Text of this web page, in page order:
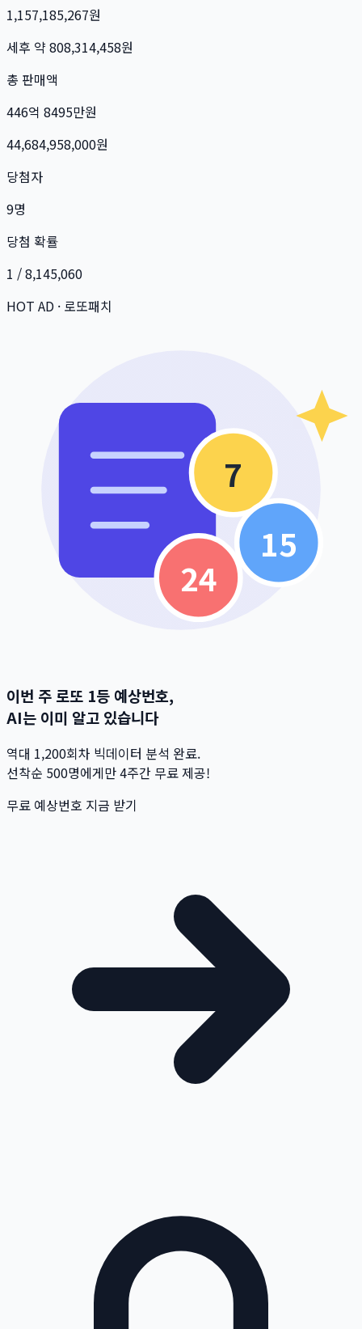
1,157,185,267원
세후 약 808,314,458원
총 판매액
446억 8495만원
44,684,958,000원
당첨자
9명
당첨 확률
1 / 8,145,060
HOT AD · 로또패치
7
15
24
이번 주 로또 1등 예상번호,
AI는 이미 알고 있습니다
역대 1,200회차 빅데이터 분석 완료.
선착순 500명에게만 4주간 무료 제공!
무료 예상번호 지금 받기